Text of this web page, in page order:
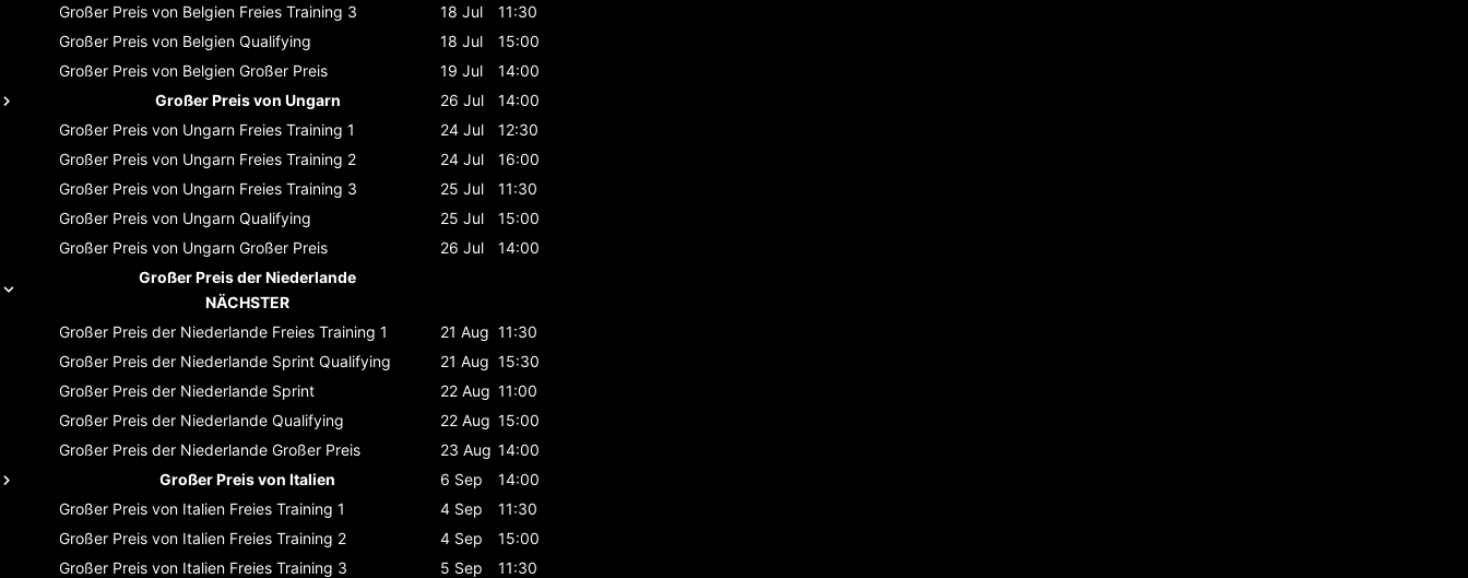
Großer Preis von Belgien Freies Training 3 18 Jul
11:30
Großer Preis von Belgien Qualifying 18 Jul
15:00
Großer Preis von Belgien Großer Preis 19 Jul
14:00
Großer Preis von Ungarn
26 Jul
14:00
Großer Preis von Ungarn Freies Training 1 24 Jul
12:30
Großer Preis von Ungarn Freies Training 2 24 Jul
16:00
Großer Preis von Ungarn Freies Training 3 25 Jul
11:30
Großer Preis von Ungarn Qualifying 25 Jul
15:00
Großer Preis von Ungarn Großer Preis 26 Jul
14:00
Großer Preis der Niederlande
NÄCHSTER
Großer Preis der Niederlande Freies Training 1 21 Aug 11:30
Großer Preis der Niederlande Sprint Qualifying 21 Aug 15:30
Großer Preis der Niederlande Sprint 22 Aug 11:00
Großer Preis der Niederlande Qualifying 22 Aug 15:00
Großer Preis der Niederlande Großer Preis 23 Aug 14:00
Großer Preis von Italien
6 Sep
14:00
Großer Preis von Italien Freies Training 1 4 Sep
11:30
Großer Preis von Italien Freies Training 2 4 Sep
15:00
Großer Preis von Italien Freies Training 3 5 Sep
11:30